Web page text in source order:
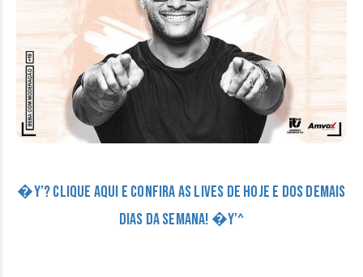
�Y’? CLIQUE AQUI E CONFIRA AS LIVES DE HOJE E DOS DEMAIS
DIAS DA SEMANA! �Y’^